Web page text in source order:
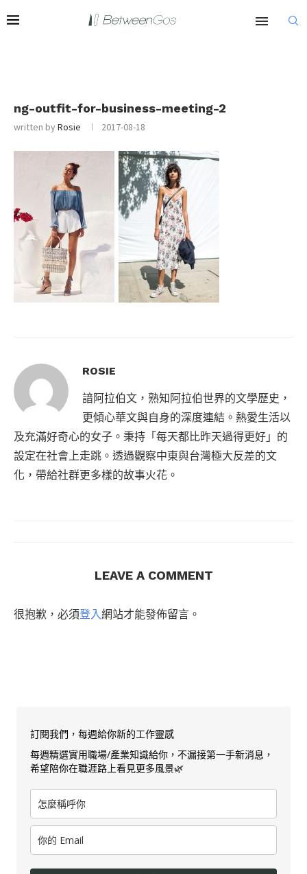
ng-outfit-for-business-meeting-2
written byRosie 2017-08-18
ROSIE
諳阿拉伯文，熟知阿拉伯世界的文學歷史，
更傾心華文與自身的深度連結。熱愛生活以
及充滿好奇心的女子。秉持「每天都比昨天過得更好」的
設定在社會上走跳。透過觀察中東與台灣極大反差的文
化，帶給社群更多樣的故事火花。
LEAVE A COMMENT
很抱歉，必須登入網站才能發佈留言。
訂閱我們，每週給你新的工作靈感
每週精選實用職場/產業知識給你，不漏接第一手新消息，
希望陪你在職涯路上看見更多風景🌿